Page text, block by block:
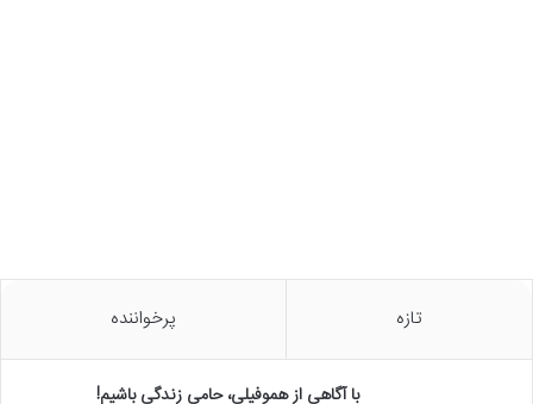
تازه پرخواننده
با آگاهی از هموفیلی، حامی زندگی باشیم!